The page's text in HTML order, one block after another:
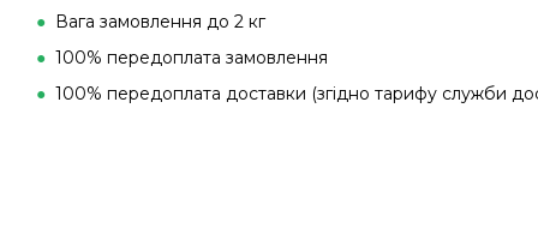
● Вага замовлення до 2 кг
● 100% передоплата замовлення
● 100% передоплата доставки (згідно тарифу служби